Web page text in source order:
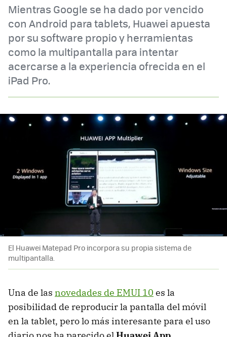
Mientras Google se ha dado por vencido
con Android para tablets, Huawei apuesta
por su software propio y herramientas
como la multipantalla para intentar
acercarse a la experiencia ofrecida en el
iPad Pro.
El Huawei Matepad Pro incorpora su propia sistema de
multipantalla.
Una de las novedades de EMUI 10 es la
posibilidad de reproducir la pantalla del móvil
en la tablet, pero lo más interesante para el uso